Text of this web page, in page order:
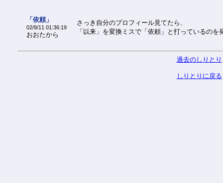
「依頼」
02/9/11 01:36:19
おおたから
さっき自分のプロフィール見てたら、
「以来」を変換ミスで「依頼」と打っているの
過去のしりとり
しりとりに戻る